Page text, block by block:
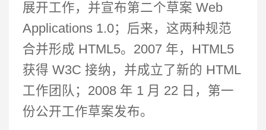
展开工作，并宣布第二个草案 Web
Applications 1.0；后来，这两种规范
合并形成 HTML5。2007 年，HTML5
获得 W3C 接纳，并成立了新的 HTML
工作团队；2008 年 1 月 22 日，第一
份公开工作草案发布。